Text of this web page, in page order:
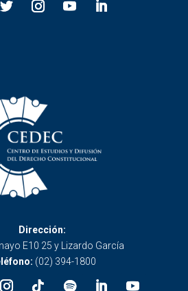
Dirección:
E10 25 y Lizardo García
(02) 394-1800